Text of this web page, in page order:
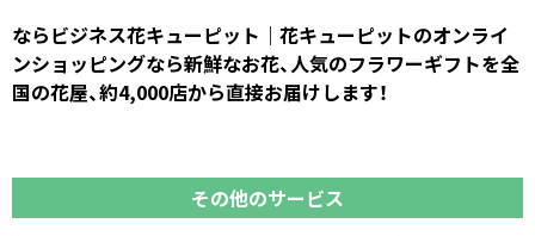
ならビジネス花キューピット｜花キューピットのオンライ
ンショッピングなら新鮮なお花、人気のフラワーギフトを全
国の花屋、約4,000店から直接お届けします！
その他のサービス